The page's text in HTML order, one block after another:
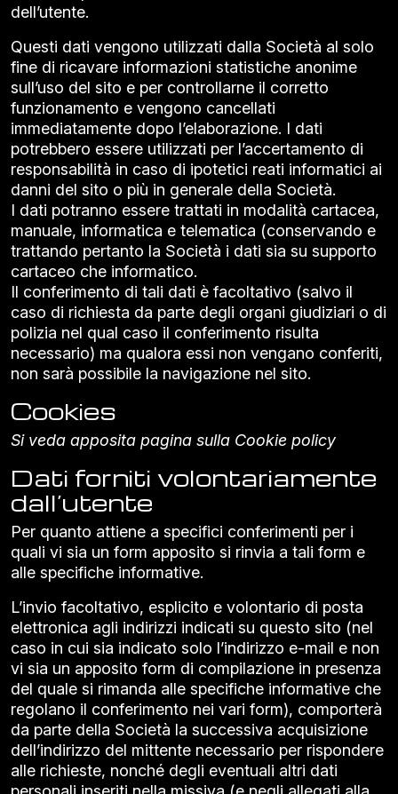
dell’utente.
Questi dati vengono utilizzati dalla Società al solo
fine di ricavare informazioni statistiche anonime
sull’uso del sito e per controllarne il corretto
funzionamento e vengono cancellati
immediatamente dopo l’elaborazione. I dati
potrebbero essere utilizzati per l’accertamento di
responsabilità in caso di ipotetici reati informatici ai
danni del sito o più in generale della Società.
I dati potranno essere trattati in modalità cartacea,
manuale, informatica e telematica (conservando e
trattando pertanto la Società i dati sia su supporto
cartaceo che informatico.
Il conferimento di tali dati è facoltativo (salvo il
caso di richiesta da parte degli organi giudiziari o di
polizia nel qual caso il conferimento risulta
necessario) ma qualora essi non vengano conferiti,
non sarà possibile la navigazione nel sito.
Cookies
Si veda apposita pagina sulla Cookie policy
Dati forniti volontariamente
dall’utente
Per quanto attiene a specifici conferimenti per i
quali vi sia un form apposito si rinvia a tali form e
alle specifiche informative.
L’invio facoltativo, esplicito e volontario di posta
elettronica agli indirizzi indicati su questo sito (nel
caso in cui sia indicato solo l’indirizzo e-mail e non
vi sia un apposito form di compilazione in presenza
del quale si rimanda alle specifiche informative che
regolano il conferimento nei vari form), comporterà
da parte della Società la successiva acquisizione
dell’indirizzo del mittente necessario per rispondere
alle richieste, nonché degli eventuali altri dati